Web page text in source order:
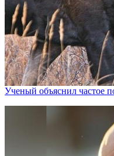
Ученый объяснил частое